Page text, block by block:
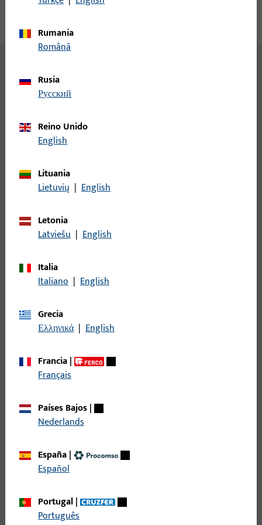
Nuestros umbrales de suelo del sistema GU bb están
óptimamente adaptados a los requisitos de la construcción
estándares en cuanto a hermeticidad al aire, estanqueidad al
agua bajo lluvia batiente y resistencia a la carga de viento, y
clase de resistencia RC2. De este modo, garantizan la máxima
protección contra intentos de robo. Además, destacan por su
alto aislamiento acústico según EN ISO 10140-2, que según el
nuestros umbrales de sistema combinan funcionalidad,
seguridad y confort al más alto nivel.
Rumanía
Română
Rusia
русский
Reino Unido
English
Lituania
Lietuvių | English
Letonia
Latviešu | English
Italia
Italiano | English
Grecia
Ελληνικά | English
Francia|
Français
Países Bajos|
Nederlands
España|
Español
Portugal|
Português